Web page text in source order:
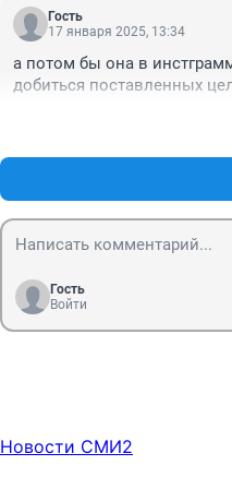
Гость
17 января 2025, 13:34
а потом бы она в
добиться поставленных
Гость
Войти
Новости СМИ2